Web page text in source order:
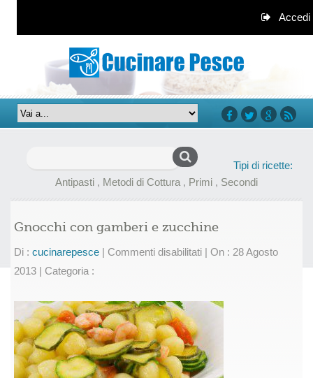
Accedi
Tipi di ricette:
Antipasti , Metodi di Cottura , Primi , Secondi
Gnocchi con gamberi e zucchine
Di : cucinarepesce | Commenti disabilitatisu
gamberi
zucchine
| On : 28 Agosto
2013 | Categoria :